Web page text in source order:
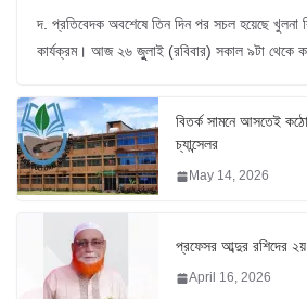
দ. প্রতিবেদক অবশেষে তিন দিন পর সচল হয়েছে খুলনা
কার্যক্রম। আজ ২৬ জুুলাই (রবিবার) সকাল ৯টা থেকে
বিতর্ক সামনে আসতেই
চ্যান্সেলর
May 14, 2026
প্রফেসর আব্দুর রশিদের ২য়
April 16, 2026